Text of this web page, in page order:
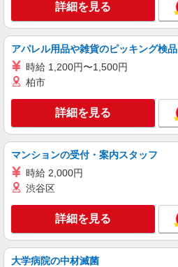
株式会社シエロ
【ソフトバンク】
時給1400円〜 ※
+゜ 入社祝い金10万円支給(
頂くと, インセンティブ
い・週払い可能（
+゜・。○。・゜+゜
愛知県名古屋市
キープ
株式会社シエロ
【softbank】の携
時給1400円〜
+゜ 入社祝い金10万円支給(
頂くと, インセンティブ
い・週払い可能（
+゜・。○。・゜+゜
愛知県名古屋市
キープ
詳細を見る
アパレル用品や雑貨のピッキング検品
時給 1,200円〜1,500円
柏市
詳細を見る
マンションの受付・案内スタッフ
時給 2,000円
渋谷区
詳細を見る
大学病院の中材滅菌